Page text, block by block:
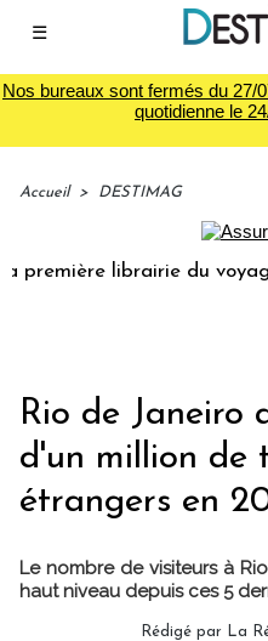
☰
Nos bureaux sont fermés du 27/
quotidienne le
Accueil > DESTIMAG
librairie du voyage
Rio de Janeiro
d'un million de
étrangers en
Le nombre de visiteurs à
haut niveau depuis ces 5
Rédigé par La